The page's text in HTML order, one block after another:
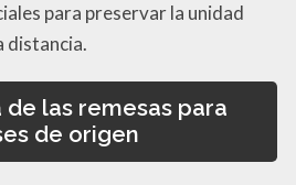
para preservar la unidad
distancia.
las remesas para
de origen